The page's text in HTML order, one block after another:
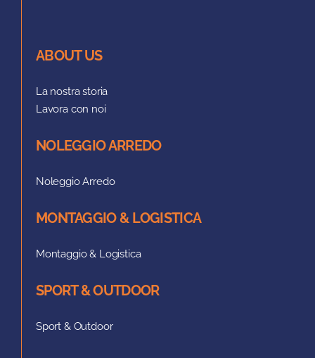
ABOUT US
La nostra storia
Lavora con noi
NOLEGGIO ARREDO
Noleggio Arredo
MONTAGGIO & LOGISTICA
Montaggio & Logistica
SPORT & OUTDOOR
Sport & Outdoor